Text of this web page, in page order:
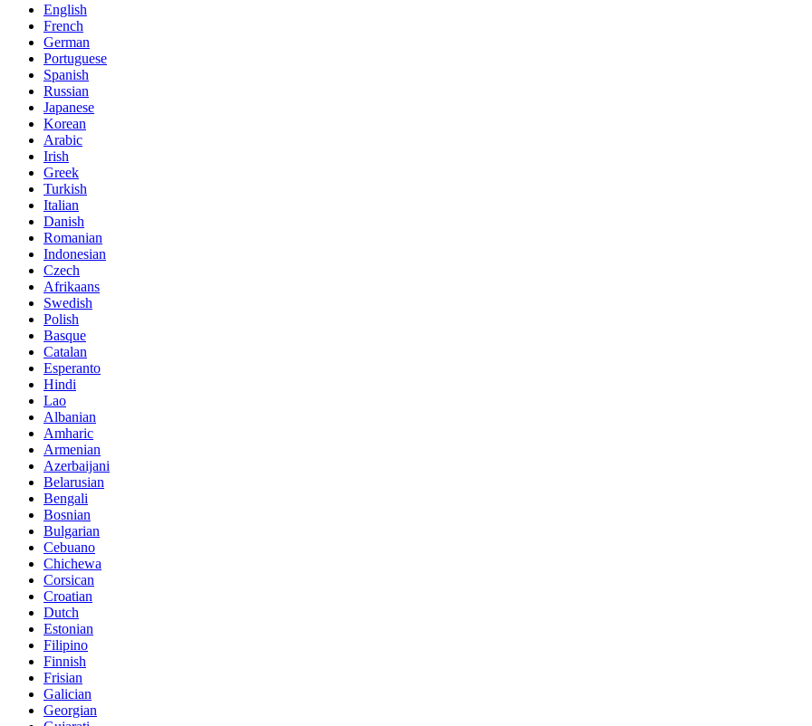
English
French
German
Portuguese
Spanish
Russian
Japanese
Korean
Arabic
Irish
Greek
Turkish
Italian
Danish
Romanian
Indonesian
Czech
Afrikaans
Swedish
Polish
Basque
Catalan
Esperanto
Hindi
Lao
Albanian
Amharic
Armenian
Azerbaijani
Belarusian
Bengali
Bosnian
Bulgarian
Cebuano
Chichewa
Corsican
Croatian
Dutch
Estonian
Filipino
Finnish
Frisian
Galician
Georgian